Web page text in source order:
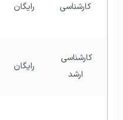
کارشناسی رایگان
ارشد
رایگان